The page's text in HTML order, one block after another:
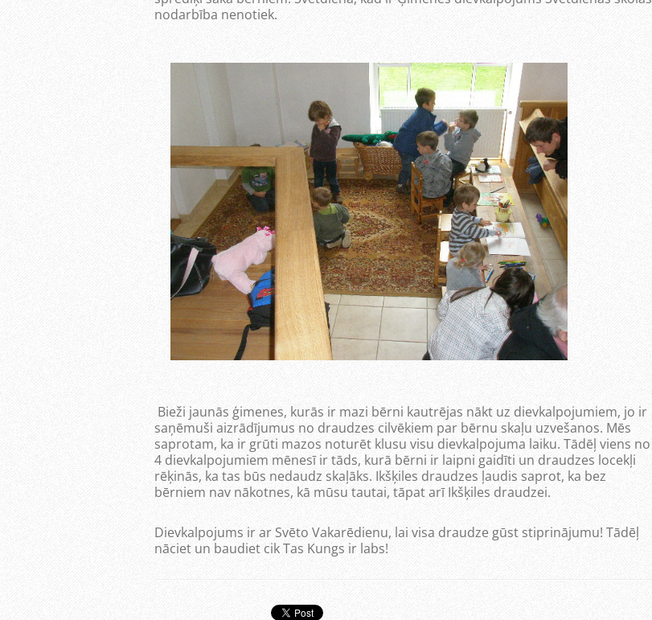
nodarbība nenotiek.
Bieži jaunās ģimenes, kurās ir mazi bērni kautrējas nākt uz dievkalpojumiem, jo ir
saņēmuši aizrādījumus no draudzes cilvēkiem par bērnu skaļu uzvešanos. Mēs
saprotam, ka ir grūti mazos noturēt klusu visu dievkalpojuma laiku. Tādēļ viens no
4 dievkalpojumiem mēnesī ir tāds, kurā bērni ir laipni gaidīti un draudzes locekļi
rēķinās, ka tas būs nedaudz skaļāks. Ikšķiles draudzes ļaudis saprot, ka bez
bērniem nav nākotnes, kā mūsu tautai, tāpat arī Ikšķiles draudzei.
Dievkalpojums ir ar Svēto Vakarēdienu, lai visa draudze gūst stiprinājumu! Tādēļ
nāciet un baudiet cik Tas Kungs ir labs!